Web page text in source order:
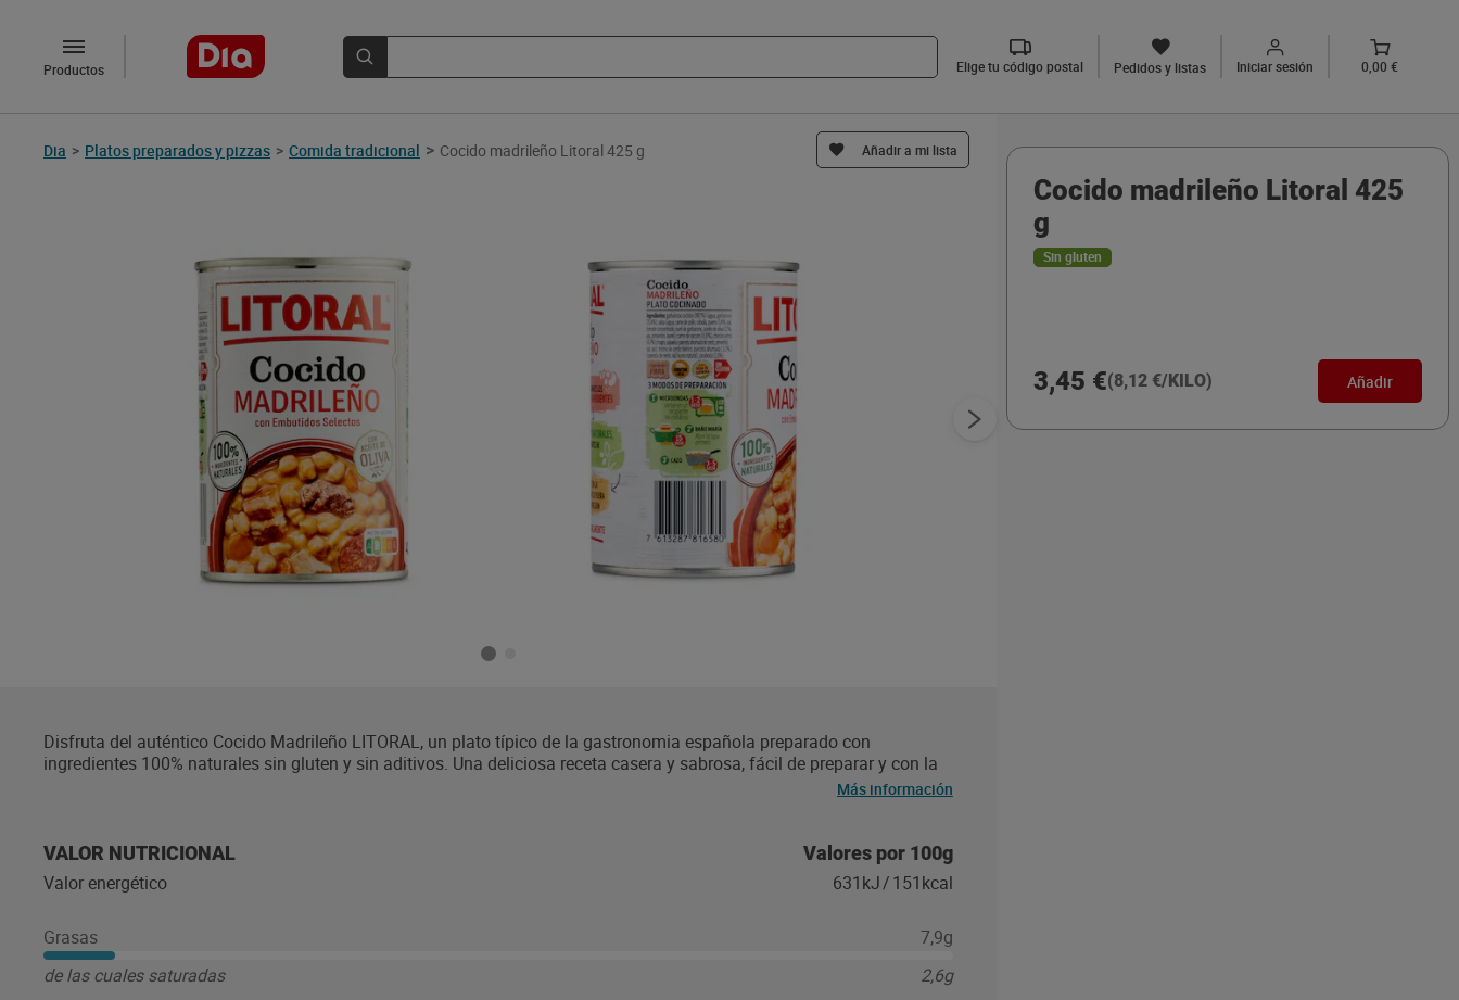
Productos Elige tu código postal Pedidos y listas Iniciar sesión 0,00 €
Dia > Platos preparados y pizzas > Comida tradicional > Cocido madrileño Litoral 425 g Añadir a mi lista
Disfruta del auténtico Cocido Madrileño LITORAL, un plato típico de la gastronomia española preparado con
ingredientes 100% naturales sin gluten y sin aditivos. Una deliciosa receta casera y sabrosa, fácil de preparar y con la
Más información
VALOR NUTRICIONAL Valores por 100g
Valor energético 631kJ/151kcal
Grasas
7,9g
de las cuales saturadas
2,6g
Cocido madrileño Litoral 425
g
Sin gluten
3,45 €(8,12 €/KILO) Añadir